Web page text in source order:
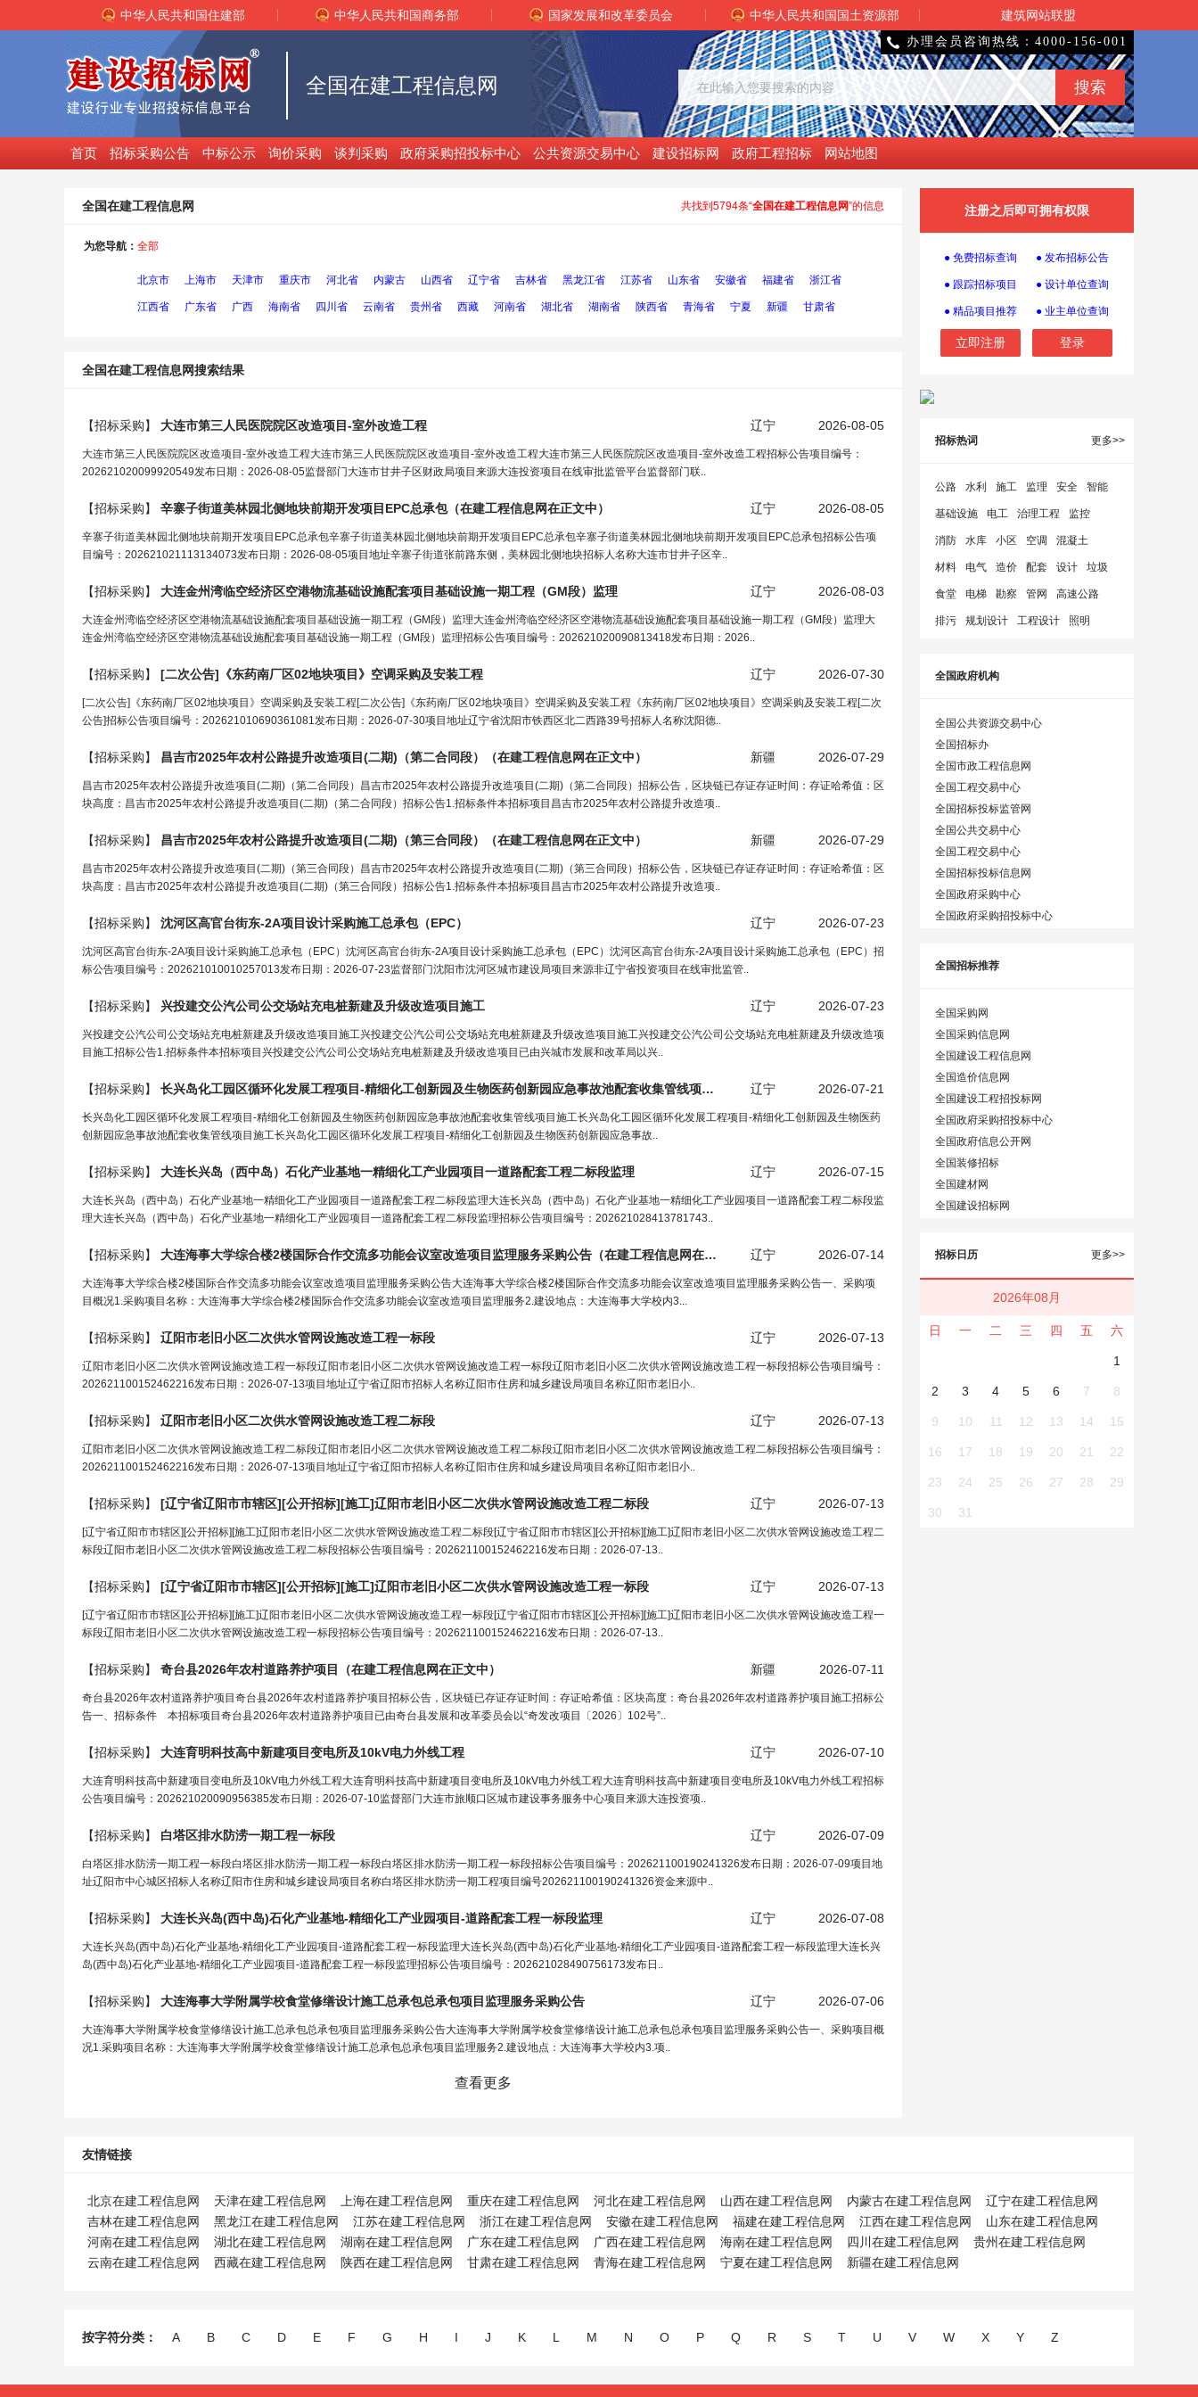
中华人民共和国住建部 中华人民共和国商务部 国家发展和改革委员会 中华人民共和国国土资源部 建筑网站联盟
全国在建工程信息网
 办理会员咨询热线：4000-156-001
首页 招标采购公告 中标公示 询价采购 谈判采购 政府采购招投标中心 公共资源交易中心 建设招标网 政府工程招标 网站地图
全国在建工程信息网 共找到5794条“全国在建工程信息网”的信息
为您导航： 全部
北京市 上海市 天津市 重庆市 河北省 内蒙古 山西省 辽宁省 吉林省 黑龙江省 江苏省 山东省 安徽省 福建省 浙江省
江西省 广东省 广西 海南省 四川省 云南省 贵州省 西藏 河南省 湖北省 湖南省 陕西省 青海省 宁夏 新疆 甘肃省
全国在建工程信息网搜索结果
【招标采购】 大连市第三人民医院院区改造项目-室外改造工程 辽宁 2026-08-05
大连市第三人民医院院区改造项目-室外改造工程大连市第三人民医院院区改造项目-室外改造工程大连市第三人民医院院区改造项目-室外改造工程招标公告项目编号：
202621020099920549发布日期：2026-08-05监督部门大连市甘井子区财政局项目来源大连投资项目在线审批监管平台监督部门联..
【招标采购】 辛寨子街道美林园北侧地块前期开发项目EPC总承包（在建工程信息网在正文中） 辽宁 2026-08-05
辛寨子街道美林园北侧地块前期开发项目EPC总承包辛寨子街道美林园北侧地块前期开发项目EPC总承包辛寨子街道美林园北侧地块前期开发项目EPC总承包招标公告项
目编号：202621021113134073发布日期：2026-08-05项目地址辛寨子街道张前路东侧，美林园北侧地块招标人名称大连市甘井子区辛..
【招标采购】 大连金州湾临空经济区空港物流基础设施配套项目基础设施一期工程 （GM段）监理 辽宁 2026-08-03
大连金州湾临空经济区空港物流基础设施配套项目基础设施一期工程（GM段）监理大连金州湾临空经济区空港物流基础设施配套项目基础设施一期工程（GM段）监理大
连金州湾临空经济区空港物流基础设施配套项目基础设施一期工程（GM段）监理招标公告项目编号：202621020090813418发布日期：2026..
【招标采购】 [二次公告]《东药南厂区02地块项目》空调采购及安装工程 辽宁 2026-07-30
[二次公告]《东药南厂区02地块项目》空调采购及安装工程[二次公告]《东药南厂区02地块项目》空调采购及安装工程《东药南厂区02地块项目》空调采购及安装工程[二次
公告]招标公告项目编号：202621010690361081发布日期：2026-07-30项目地址辽宁省沈阳市铁西区北二西路39号招标人名称沈阳德..
【招标采购】 昌吉市2025年农村公路提升改造项目(二期)（第二合同段）（在建工程信息网在正文中） 新疆 2026-07-29
昌吉市2025年农村公路提升改造项目(二期)（第二合同段）昌吉市2025年农村公路提升改造项目(二期)（第二合同段）招标公告，区块链已存证存证时间：存证哈希值：区
块高度：昌吉市2025年农村公路提升改造项目(二期)（第二合同段）招标公告1.招标条件本招标项目昌吉市2025年农村公路提升改造项..
【招标采购】 昌吉市2025年农村公路提升改造项目(二期)（第三合同段）（在建工程信息网在正文中） 新疆 2026-07-29
昌吉市2025年农村公路提升改造项目(二期)（第三合同段）昌吉市2025年农村公路提升改造项目(二期)（第三合同段）招标公告，区块链已存证存证时间：存证哈希值：区
块高度：昌吉市2025年农村公路提升改造项目(二期)（第三合同段）招标公告1.招标条件本招标项目昌吉市2025年农村公路提升改造项..
【招标采购】 沈河区高官台街东-2A项目设计采购施工总承包（EPC） 辽宁 2026-07-23
沈河区高官台街东-2A项目设计采购施工总承包（EPC）沈河区高官台街东-2A项目设计采购施工总承包（EPC）沈河区高官台街东-2A项目设计采购施工总承包（EPC）招
标公告项目编号：202621010010257013发布日期：2026-07-23监督部门沈阳市沈河区城市建设局项目来源非辽宁省投资项目在线审批监管..
【招标采购】 兴投建交公汽公司公交场站充电桩新建及升级改造项目施工 辽宁 2026-07-23
兴投建交公汽公司公交场站充电桩新建及升级改造项目施工兴投建交公汽公司公交场站充电桩新建及升级改造项目施工兴投建交公汽公司公交场站充电桩新建及升级改造项
目施工招标公告1.招标条件本招标项目兴投建交公汽公司公交场站充电桩新建及升级改造项目已由兴城市发展和改革局以兴..
【招标采购】 长兴岛化工园区循环化发展工程项目-精细化工创新园及生物医药创新园应急事故池配套收集管线项目施 辽宁 2026-07-21
长兴岛化工园区循环化发展工程项目-精细化工创新园及生物医药创新园应急事故池配套收集管线项目施工长兴岛化工园区循环化发展工程项目-精细化工创新园及生物医药
创新园应急事故池配套收集管线项目施工长兴岛化工园区循环化发展工程项目-精细化工创新园及生物医药创新园应急事故..
【招标采购】 大连长兴岛（西中岛）石化产业基地一精细化工产业园项目一道路配套工程二标段监理 辽宁 2026-07-15
大连长兴岛（西中岛）石化产业基地一精细化工产业园项目一道路配套工程二标段监理大连长兴岛（西中岛）石化产业基地一精细化工产业园项目一道路配套工程二标段监
理大连长兴岛（西中岛）石化产业基地一精细化工产业园项目一道路配套工程二标段监理招标公告项目编号：202621028413781743..
【招标采购】 大连海事大学综合楼2楼国际合作交流多功能会议室改造项目监理服务采购公告（在建工程信息网在正文中） 辽宁 2026-07-14
大连海事大学综合楼2楼国际合作交流多功能会议室改造项目监理服务采购公告大连海事大学综合楼2楼国际合作交流多功能会议室改造项目监理服务采购公告一、采购项
目概况1.采购项目名称：大连海事大学综合楼2楼国际合作交流多功能会议室改造项目监理服务2.建设地点：大连海事大学校内3...
【招标采购】 辽阳市老旧小区二次供水管网设施改造工程一标段 辽宁 2026-07-13
辽阳市老旧小区二次供水管网设施改造工程一标段辽阳市老旧小区二次供水管网设施改造工程一标段辽阳市老旧小区二次供水管网设施改造工程一标段招标公告项目编号：
202621100152462216发布日期：2026-07-13项目地址辽宁省辽阳市招标人名称辽阳市住房和城乡建设局项目名称辽阳市老旧小..
【招标采购】 辽阳市老旧小区二次供水管网设施改造工程二标段 辽宁 2026-07-13
辽阳市老旧小区二次供水管网设施改造工程二标段辽阳市老旧小区二次供水管网设施改造工程二标段辽阳市老旧小区二次供水管网设施改造工程二标段招标公告项目编号：
202621100152462216发布日期：2026-07-13项目地址辽宁省辽阳市招标人名称辽阳市住房和城乡建设局项目名称辽阳市老旧小..
【招标采购】 [辽宁省辽阳市市辖区][公开招标][施工]辽阳市老旧小区二次供水管网设施改造工程二标段 辽宁 2026-07-13
[辽宁省辽阳市市辖区][公开招标][施工]辽阳市老旧小区二次供水管网设施改造工程二标段[辽宁省辽阳市市辖区][公开招标][施工]辽阳市老旧小区二次供水管网设施改造工程二
标段辽阳市老旧小区二次供水管网设施改造工程二标段招标公告项目编号：202621100152462216发布日期：2026-07-13..
【招标采购】 [辽宁省辽阳市市辖区][公开招标][施工]辽阳市老旧小区二次供水管网设施改造工程一标段 辽宁 2026-07-13
[辽宁省辽阳市市辖区][公开招标][施工]辽阳市老旧小区二次供水管网设施改造工程一标段[辽宁省辽阳市市辖区][公开招标][施工]辽阳市老旧小区二次供水管网设施改造工程一
标段辽阳市老旧小区二次供水管网设施改造工程一标段招标公告项目编号：202621100152462216发布日期：2026-07-13..
【招标采购】 奇台县2026年农村道路养护项目（在建工程信息网在正文中） 新疆 2026-07-11
奇台县2026年农村道路养护项目奇台县2026年农村道路养护项目招标公告，区块链已存证存证时间：存证哈希值：区块高度：奇台县2026年农村道路养护项目施工招标公
告一、招标条件 本招标项目奇台县2026年农村道路养护项目已由奇台县发展和改革委员会以“奇发改项目〔2026〕102号”..
【招标采购】 大连育明科技高中新建项目变电所及10kV电力外线工程 辽宁 2026-07-10
大连育明科技高中新建项目变电所及10kV电力外线工程大连育明科技高中新建项目变电所及10kV电力外线工程大连育明科技高中新建项目变电所及10kV电力外线工程招标
公告项目编号：202621020090956385发布日期：2026-07-10监督部门大连市旅顺口区城市建设事务服务中心项目来源大连投资项..
【招标采购】 白塔区排水防涝一期工程一标段 辽宁 2026-07-09
白塔区排水防涝一期工程一标段白塔区排水防涝一期工程一标段白塔区排水防涝一期工程一标段招标公告项目编号：202621100190241326发布日期：2026-07-09项目地
址辽阳市中心城区招标人名称辽阳市住房和城乡建设局项目名称白塔区排水防涝一期工程项目编号202621100190241326资金来源中..
【招标采购】 大连长兴岛(西中岛)石化产业基地-精细化工产业园项目-道路配套工程一标段监理 辽宁 2026-07-08
大连长兴岛(西中岛)石化产业基地-精细化工产业园项目-道路配套工程一标段监理大连长兴岛(西中岛)石化产业基地-精细化工产业园项目-道路配套工程一标段监理大连长兴
岛(西中岛)石化产业基地-精细化工产业园项目-道路配套工程一标段监理招标公告项目编号：202621028490756173发布日..
【招标采购】 大连海事大学附属学校食堂修缮设计施工总承包总承包项目监理服务采购公告 辽宁 2026-07-06
大连海事大学附属学校食堂修缮设计施工总承包总承包项目监理服务采购公告大连海事大学附属学校食堂修缮设计施工总承包总承包项目监理服务采购公告一、采购项目概
况1.采购项目名称：大连海事大学附属学校食堂修缮设计施工总承包总承包项目监理服务2.建设地点：大连海事大学校内3.项..
查看更多
注册之后即可拥有权限
● 免费招标查询 ● 发布招标公告
● 跟踪招标项目 ● 设计单位查询
● 精品项目推荐 ● 业主单位查询
立即注册 登录
招标热词 更多>>
公路 水利 施工 监理 安全 智能
基础设施 电工 治理工程 监控
消防 水库 小区 空调 混凝土
材料 电气 造价 配套 设计 垃圾
食堂 电梯 勘察 管网 高速公路
排污 规划设计 工程设计 照明
全国政府机构
全国公共资源交易中心
全国招标办
全国市政工程信息网
全国工程交易中心
全国招标投标监管网
全国公共交易中心
全国工程交易中心
全国招标投标信息网
全国政府采购中心
全国政府采购招投标中心
全国招标推荐
全国采购网
全国采购信息网
全国建设工程信息网
全国造价信息网
全国建设工程招投标网
全国政府采购招投标中心
全国政府信息公开网
全国装修招标
全国建材网
全国建设招标网
招标日历 更多>>
2026年08月
日 一 二 三 四 五 六
1
2 3 4 5 6 7 8
9 10 11 12 13 14 15
16 17 18 19 20 21 22
23 24 25 26 27 28 29
30 31
友情链接
北京在建工程信息网 天津在建工程信息网 上海在建工程信息网 重庆在建工程信息网 河北在建工程信息网 山西在建工程信息网 内蒙古在建工程信息网
辽宁在建工程信息网
吉林在建工程信息网
黑龙江在建工程信息网 江苏在建工程信息网 浙江在建工程信息网 安徽在建工程信息网 福建在建工程信息网 江西在建工程信息网
山东在建工程信息网
河南在建工程信息网
湖北在建工程信息网 湖南在建工程信息网 广东在建工程信息网 广西在建工程信息网 海南在建工程信息网 四川在建工程信息网
贵州在建工程信息网
云南在建工程信息网
西藏在建工程信息网 陕西在建工程信息网 甘肃在建工程信息网 青海在建工程信息网 宁夏在建工程信息网 新疆在建工程信息网
按字符分类： A B C D E F G H I J K L M N O P Q R S T U V W X Y Z